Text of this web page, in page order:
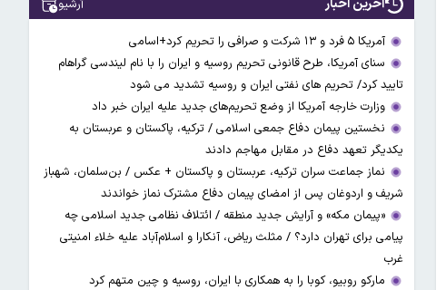
آخرین اخبار آرشیو
آمریکا ۵ فرد و ۱۳ شرکت و صرافی را تحریم کرد+اسامی
سنای آمریکا، طرح قانونی تحریم روسیه و ایران را با نام لیندسی گراهام
تایید کرد/ تحریم های نفتی ایران و روسیه تشدید می شود
وزارت خارجه آمریکا از وضع تحریم‌های جدید علیه ایران خبر داد
نخستین پیمان دفاع جمعی اسلامی / ترکیه، پاکستان و عربستان به
یکدیگر تعهد دفاع در مقابل مهاجم دادند
نماز جماعت سران ترکیه، عربستان و پاکستان + عکس / بن‌سلمان، شهباز
شریف و اردوغان پس از امضای پیمان دفاع مشترک نماز خواندند
«پیمان مکه» و آرایش جدید منطقه / ائتلاف نظامی جدید اسلامی چه
پیامی برای تهران دارد؟ / مثلث ریاض، آنکارا و اسلام‌آباد علیه خلاء امنیتی
غرب
مارکو روبیو، کوبا را به همکاری با ایران، روسیه و چین متهم کرد